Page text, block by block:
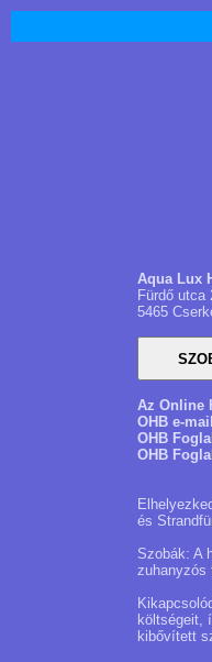
Aqua Lux
Fürdő utca
5465
Az Online
OHB e-
OHB
OHB
és
Szobák: A
zuhanyzós
költségeit,
kibővített